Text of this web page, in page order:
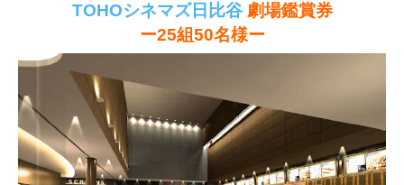
TOHOシネマズ日比谷劇場鑑賞券
ー25組50名様ー